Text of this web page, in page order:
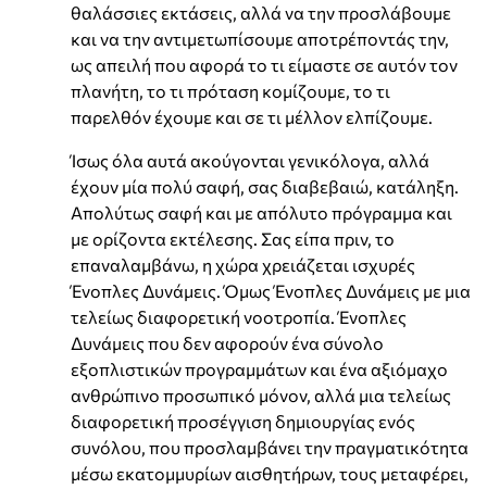
θαλάσσιες εκτάσεις, αλλά να την προσλάβουμε
και να την αντιμετωπίσουμε αποτρέποντάς την,
ως απειλή που αφορά το τι είμαστε σε αυτόν τον
πλανήτη, το τι πρόταση κομίζουμε, το τι
παρελθόν έχουμε και σε τι μέλλον ελπίζουμε.
Ίσως όλα αυτά ακούγονται γενικόλογα, αλλά
έχουν μία πολύ σαφή, σας διαβεβαιώ, κατάληξη.
Απολύτως σαφή και με απόλυτο πρόγραμμα και
με ορίζοντα εκτέλεσης. Σας είπα πριν, το
επαναλαμβάνω, η χώρα χρειάζεται ισχυρές
Ένοπλες Δυνάμεις. Όμως Ένοπλες Δυνάμεις με μια
τελείως διαφορετική νοοτροπία. Ένοπλες
Δυνάμεις που δεν αφορούν ένα σύνολο
εξοπλιστικών προγραμμάτων και ένα αξιόμαχο
ανθρώπινο προσωπικό μόνον, αλλά μια τελείως
διαφορετική προσέγγιση δημιουργίας ενός
συνόλου, που προσλαμβάνει την πραγματικότητα
μέσω εκατομμυρίων αισθητήρων, τους μεταφέρει,